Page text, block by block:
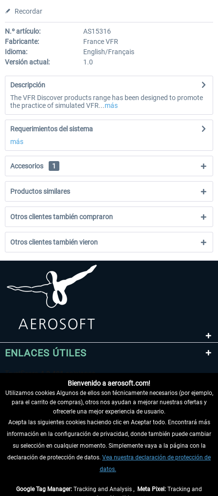
Recordar
N.º artículo:
AS15316
Fabricante:
France VFR
Idioma:
English/Français
Versión actual:
1.0
Descripción
The VFR Discover products range has been designed to promote
the practice of simulated VFR...más
Requerimientos del sistema
más
Accesorios 1
Productos similares
Otros clientes también compraron
Otros clientes también vieron
ENLACES ÚTILES
DESISTIR DEL CONTRATO
INFORMACIÓN
Bienvenido a aerosoft.com!
Utilizamos cookies Algunos de ellos son técnicamente necesarios (por ejemplo,
para el carrito de compras), otros nos ayudan a mejorar nuestras ofertas y
ofrecerle una mejor experiencia de usuario.
Acepta las siguientes cookies haciendo clic en Aceptar todo. Encontrará más
información en la configuración de privacidad, donde también puede cambiar
su selección en cualquier momento. Simplemente vaya a la página con la
declaración de protección de datos. Vea nuestra declaración de protección de
datos.
Google Tag Manager: Tracking and Analysis , Meta Pixel: Tracking and